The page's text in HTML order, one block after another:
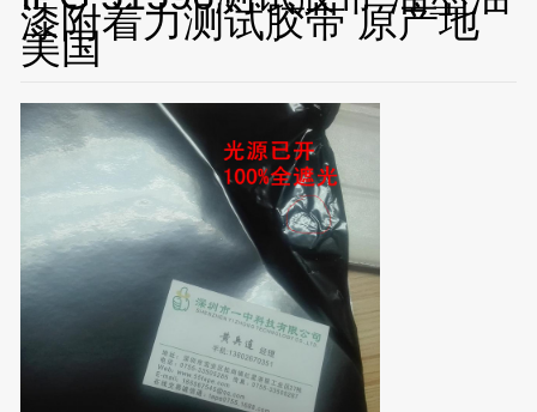
漆附着力测试胶带 原产地
美国